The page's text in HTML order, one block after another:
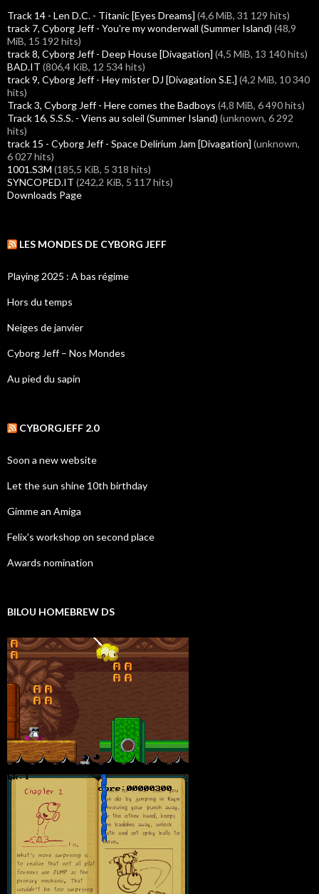
Track 14 - Len D.C. - Titanic [Eyes Dreams] (4,6 MiB, 31 129 hits)
track 7, Cyborg Jeff - You're my wonderwall (Summer Island) (48,9
MiB, 15 192 hits)
track 8, Cyborg Jeff - Deep House [Divagation] (4,5 MiB, 13 140 hits)
BAD.IT (806,4 KiB, 12 534 hits)
track 9, Cyborg Jeff - Hey mister DJ [Divagation S.E.] (4,2 MiB, 10 340
hits)
Track 3, Cyborg Jeff - Here comes the Badboys (4,8 MiB, 6 490 hits)
Track 16, S.S.S. - Viens au soleil (Summer Island) (unknown, 6 292
hits)
track 15 - Cyborg Jeff - Space Delirium Jam [Divagation] (unknown,
6 027 hits)
1001.S3M (185,5 KiB, 5 318 hits)
SYNCOPED.IT (242,2 KiB, 5 117 hits)
Downloads Page
LES MONDES DE CYBORG JEFF
Playing 2025 : A bas régime
Hors du temps
Neiges de janvier
Cyborg Jeff – Nos Mondes
Au pied du sapin
CYBORGJEFF 2.0
Soon a new website
Let the sun shine 10th birthday
Gimme an Amiga
Felix's workshop on second place
Awards nomination
BILOU HOMEBREW DS